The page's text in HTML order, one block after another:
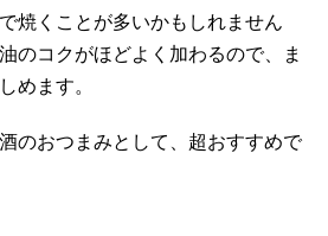
焼くことが多いかもしれません
のコクがほどよく加わるので、ま
めます。
のおつまみとして、超おすすめで